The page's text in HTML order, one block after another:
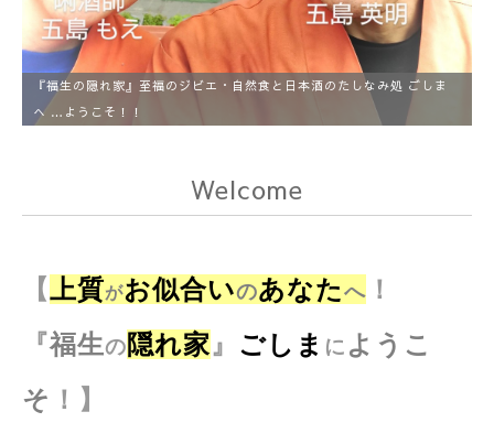
『福生の隠れ家』至福のジビエ・自然食と日本酒のたしなみ処 ごしま
へ …ようこそ！！
Welcome
【上質がお似合いのあなたへ ！
『福生の隠れ家』 ごしま に ようこ
そ ！】